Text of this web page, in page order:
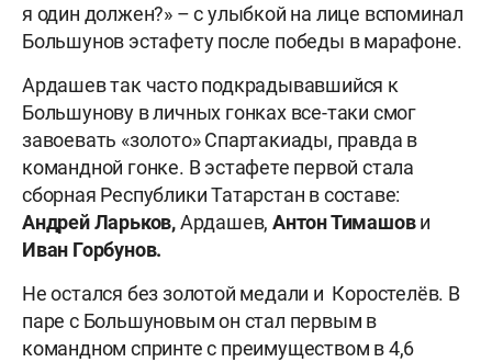
я один должен?» – с улыбкой на лице вспоминал
Большунов эстафету после победы в марафоне.
Ардашев так часто подкрадывавшийся к
Большунову в личных гонках все-таки смог
завоевать «золото» Спартакиады, правда в
командной гонке. В эстафете первой стала
сборная Республики Татарстан в составе:
Андрей Ларьков,Ардашев, Антон Тимашови
Иван Горбунов.
Не остался без золотой медали и Коростелёв. В
паре с Большуновым он стал первым в
командном спринте с преимуществом в 4,6